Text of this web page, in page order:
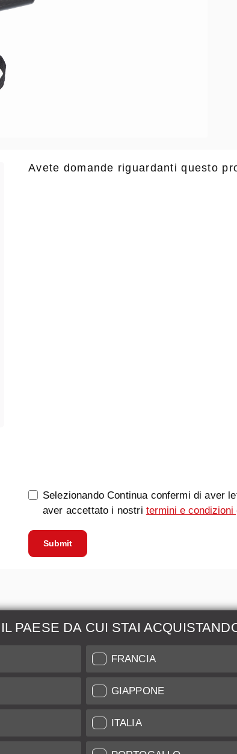
Avete domande riguardanti questo
Selezionando Continua confermi di aver
aver accettato i nostri termini e condizioni
Submit
PAESE DA CUI STAI
FRANCIA
GIAPPONE
ITALIA
Customer
Maggiori Informazioni
Indice di Conservazione
Spedizione e Pagamenti
Garanzia
Trattamento Dati